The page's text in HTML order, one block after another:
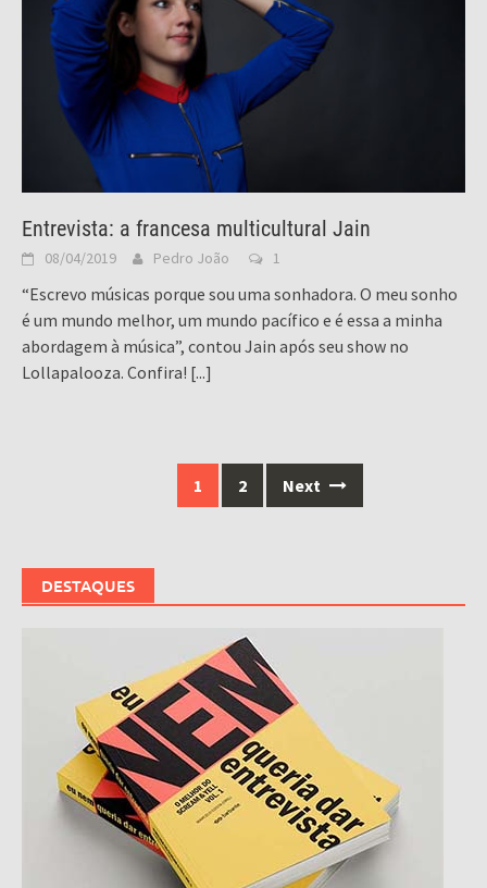
Entrevista: a francesa multicultural Jain
08/04/2019 Pedro João 1
“Escrevo músicas porque sou uma sonhadora. O meu sonho
é um mundo melhor, um mundo pacífico e é essa a minha
abordagem à música”, contou Jain após seu show no
Lollapalooza. Confira! [...]
1 2 Next
DESTAQUES